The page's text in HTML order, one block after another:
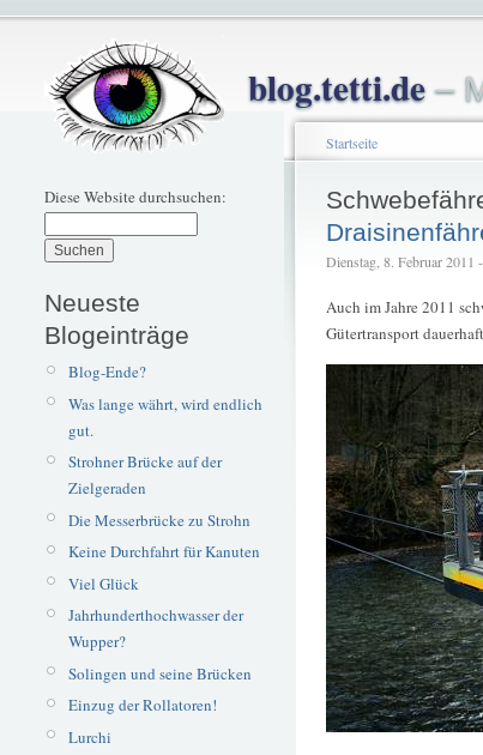
blog.tetti.de–
Diese Website durchsuchen:
Neueste
Blogeinträge
Blog-Ende?
Was lange währt, wird endlich
gut.
Strohner Brücke auf der
Zielgeraden
Die Messerbrücke zu Strohn
Keine Durchfahrt für Kanuten
Viel Glück
Jahrhunderthochwasser der
Wupper?
Solingen und seine Brücken
Einzug der Rollatoren!
Lurchi
Startseite
Dienstag, 8. Februar 2011
Auch im Jahre 2011
Gütertransport